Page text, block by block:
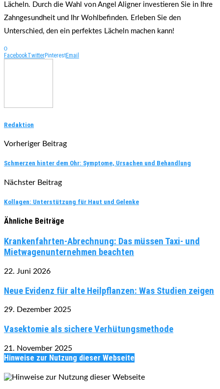
Lächeln. Durch die Wahl von Angel Aligner investieren Sie in Ihre
Zahngesundheit und Ihr Wohlbefinden. Erleben Sie den
Unterschied, den ein perfektes Lächeln machen kann!
0
FacebookTwitterPinterestEmail
Redaktion
Vorheriger Beitrag
Schmerzen hinter dem Ohr: Symptome, Ursachen und Behandlung
Nächster Beitrag
Kollagen: Unterstützung für Haut und Gelenke
Ähnliche Beiträge
Krankenfahrten-Abrechnung: Das müssen Taxi- und
Mietwagenunternehmen beachten
22. Juni 2026
Neue Evidenz für alte Heilpflanzen: Was Studien zeigen
29. Dezember 2025
Vasektomie als sichere Verhütungsmethode
21. November 2025
Hinweise zur Nutzung dieser Webseite